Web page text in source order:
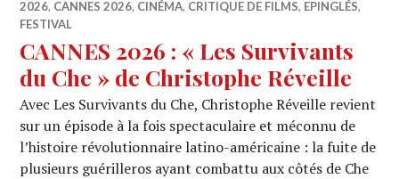
2026, CANNES 2026, CINÉMA, CRITIQUE DE FILMS, EPINGLÉS,
FESTIVAL
CANNES 2026 : « Les Survivants
du Che » de Christophe Réveille
Avec Les Survivants du Che, Christophe Réveille revient
sur un épisode à la fois spectaculaire et méconnu de
l’histoire révolutionnaire latino-américaine : la fuite de
plusieurs guérilleros ayant combattu aux côtés de Che